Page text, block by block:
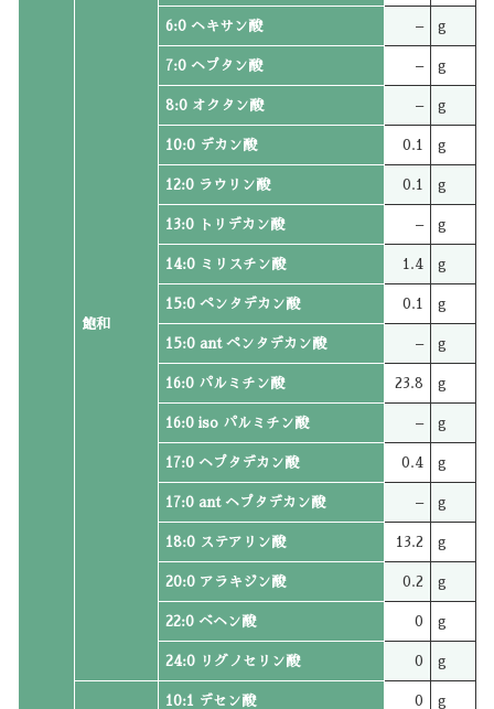
飽和
6:0 ヘキサン酸 – g
7:0 ヘプタン酸 – g
8:0 オクタン酸 – g
10:0 デカン酸 0.1 g
12:0 ラウリン酸 0.1 g
13:0 トリデカン酸 – g
14:0 ミリスチン酸 1.4 g
15:0 ペンタデカン酸 0.1 g
15:0 ant ペンタデカン酸 – g
16:0 パルミチン酸 23.8 g
16:0 iso パルミチン酸 – g
17:0 ヘプタデカン酸 0.4 g
17:0 ant ヘプタデカン酸 – g
18:0 ステアリン酸 13.2 g
20:0 アラキジン酸 0.2 g
22:0 ベヘン酸 0 g
24:0 リグノセリン酸 0 g
10:1 デセン酸 0 g